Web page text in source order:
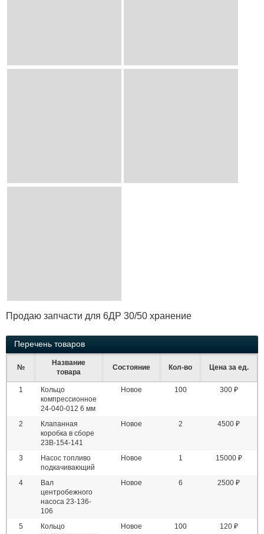
Продаю запчасти для 6ДР 30/50 хранение
Перечень товаров
№
Название
товара
Состояние Кол-во Цена за ед.
1
Кольцо
компрессионное
24-040-012 6 мм
Новое 100 300 ₽
2
Клапанная
коробка в сборе
23В-154-141
Новое 2 4500 ₽
3
Насос топливо
подкачивающий
Новое 1 15000 ₽
4
Вал
центробежного
насоса 23-136-
106
Новое 6 2500 ₽
5
Кольцо
Новое 100 120 ₽